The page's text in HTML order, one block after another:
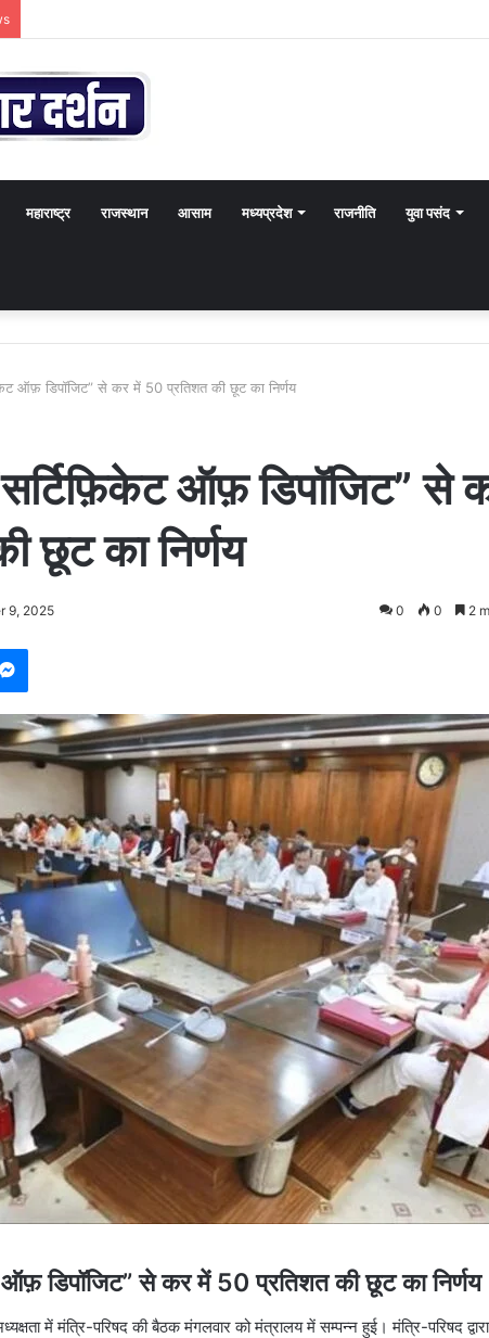
महाराष्ट्र राजस्थान आसाम मध्यप्रदेश राजनीति युवा पसंद
ऑफ़ डिपॉजिट” से कर में 50 प्रतिशत की छूट का निर्णय
ऑफ़ डिपॉजिट” से
छूट का निर्णय
9, 2025 0 0 2
Messenger
ऑफ़ डिपॉजिट” से कर में 50 प्रतिशत की छूट का निर्णय
में मंत्रि-परिषद की बैठक मंगलवार को मंत्रालय में सम्पन्न हुई। मंत्रि-परिषद